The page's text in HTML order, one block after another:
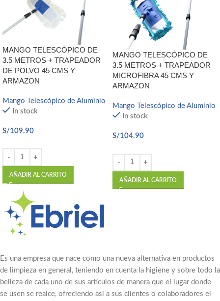
MANGO TELESCÓPICO DE
3.5 METROS + TRAPEADOR
DE POLVO 45 CMS Y
ARMAZON
Mango Telescópico de Aluminio
In stock
S/109.90
AÑADIR AL CARRITO
MANGO TELESCÓPICO DE
3.5 METROS + TRAPEADOR
MICROFIBRA 45 CMS Y
ARMAZON
Mango Telescópico de Aluminio
In stock
S/104.90
AÑADIR AL CARRITO
Es una empresa que nace como una nueva alternativa en productos
de limpieza en general, teniendo en cuenta la higiene y sobre todo la
belleza de cada uno de sus artículos de manera que el lugar donde
se usen se realce, ofreciendo asi a sus clientes o colaboradores el